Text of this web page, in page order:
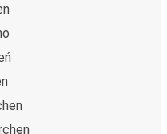
połączeniami do innych
na przejazdy
raz? Oto wszystko, co